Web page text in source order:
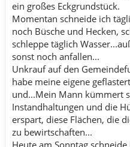
ein großes Eckgrundstück.
Momentan schneide ich
noch Büsche und Hecken,
schleppe täglich
sonst noch anfallen...
Unkrauf auf den
habe meine eigene
und...Mein Mann kümmert
Instandhaltungen und die
erspart, diese Flächen, die
zu bewirtschaften...